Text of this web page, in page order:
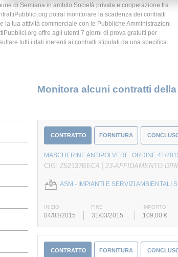
di Semiana in ambito Società privata e cooperazione fra
potrai monitorare la scadenza dei contratti
la tua attività commerciale con le Pubbliche Amministrazioni
offre agli utenti 7 giorni di prova gratuiti per
tutti i dati inerenti ai contratti stipulati da una specifica
Monitora alcuni contratti
CONTRATTO FORNITURA
MASCHERINE ANTIPOLVERE. ORDINE 41/
CIG: Z52137BEC4 | 23-AFFIDAMENTO
ASM - IMPIANTI E SERVIZI AMBIENTALI
INIZIO FINE IMPORTO
04/03/2015 31/03/2015 109,00 €
CONTRATTO FORNITURA